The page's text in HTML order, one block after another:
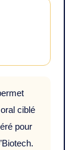
ciblé
pour